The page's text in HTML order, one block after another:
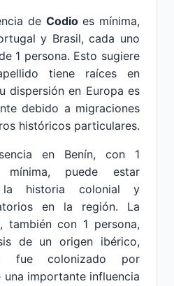
de Codioes mínima,
y Brasil, cada uno
1 persona. Esto sugiere
tiene raíces en
dispersión en Europa es
debido a migraciones
históricos particulares.
en Benín, con 1
mínima, puede estar
la historia colonial y
en la región. La
también con 1 persona,
de un origen ibérico,
fue colonizado por
importante influencia